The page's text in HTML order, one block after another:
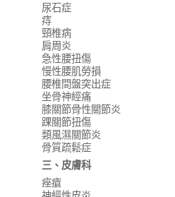
尿石症
痔
頸椎病
肩周炎
急性腰扭傷
慢性腰肌勞損
腰椎間盤突出症
坐骨神經痛
膝關節骨性關節炎
踝關節扭傷
類風濕關節炎
骨質疏鬆症
三、 皮膚科
痤瘡